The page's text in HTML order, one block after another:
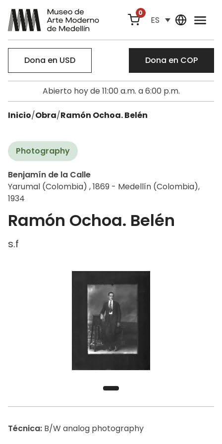
0
ES
Dona en USD Dona en COP
Abierto hoy de 11:00 a.m. a 6:00 p.m.
Inicio/Obra/Ramón Ochoa. Belén
Photography
Benjamín de la Calle
Yarumal (Colombia) , 1869 - Medellín (Colombia),
1934
Ramón Ochoa. Belén
s.f
Técnica: B/W analog photography